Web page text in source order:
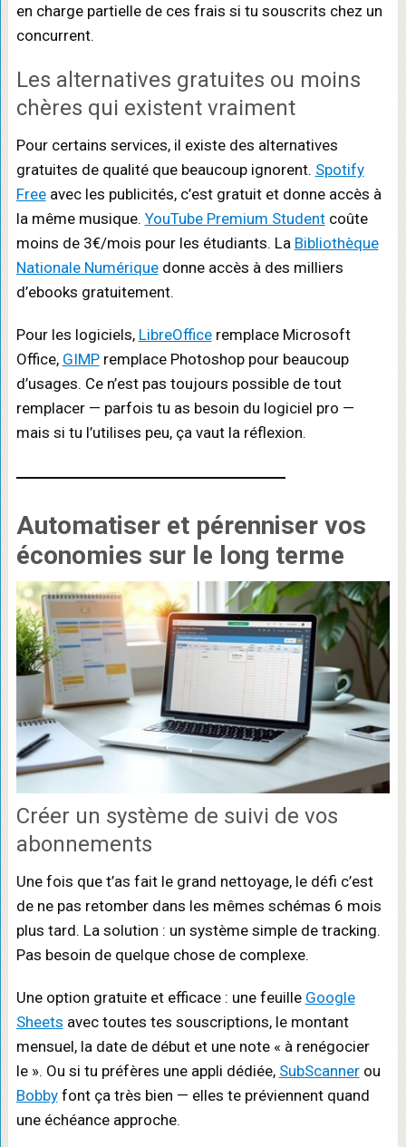
en charge partielle de ces frais si tu souscrits chez un
concurrent.
Les alternatives gratuites ou moins
chères qui existent vraiment
Pour certains services, il existe des alternatives
gratuites de qualité que beaucoup ignorent. Spotify
Freeavec les publicités, c’est gratuit et donne accès à
la même musique. YouTube Premium Studentcoûte
moins de 3€/mois pour les étudiants. La Bibliothèque
Nationale Numériquedonne accès à des milliers
d’ebooks gratuitement.
Pour les logiciels, LibreOfficeremplace Microsoft
Office, GIMPremplace Photoshop pour beaucoup
d’usages. Ce n’est pas toujours possible de tout
remplacer — parfois tu as besoin du logiciel pro —
mais si tu l’utilises peu, ça vaut la réflexion.
Automatiser et pérenniservos
économies sur le long terme
Créer un système de suivi de vos
abonnements
Une fois que t’as fait le grand nettoyage, le défi c’est
de ne pas retomber dans les mêmes schémas 6 mois
plus tard. La solution : un système simple de tracking.
Pas besoin de quelque chose de complexe.
Une option gratuite et efficace : une feuille Google
Sheets avec toutes tes souscriptions, le montant
mensuel, la date de début et une note « à renégocier
le ». Ou si tu préfères une appli dédiée, SubScannerou
Bobbyfont ça très bien — elles te préviennent quand
une échéance approche.